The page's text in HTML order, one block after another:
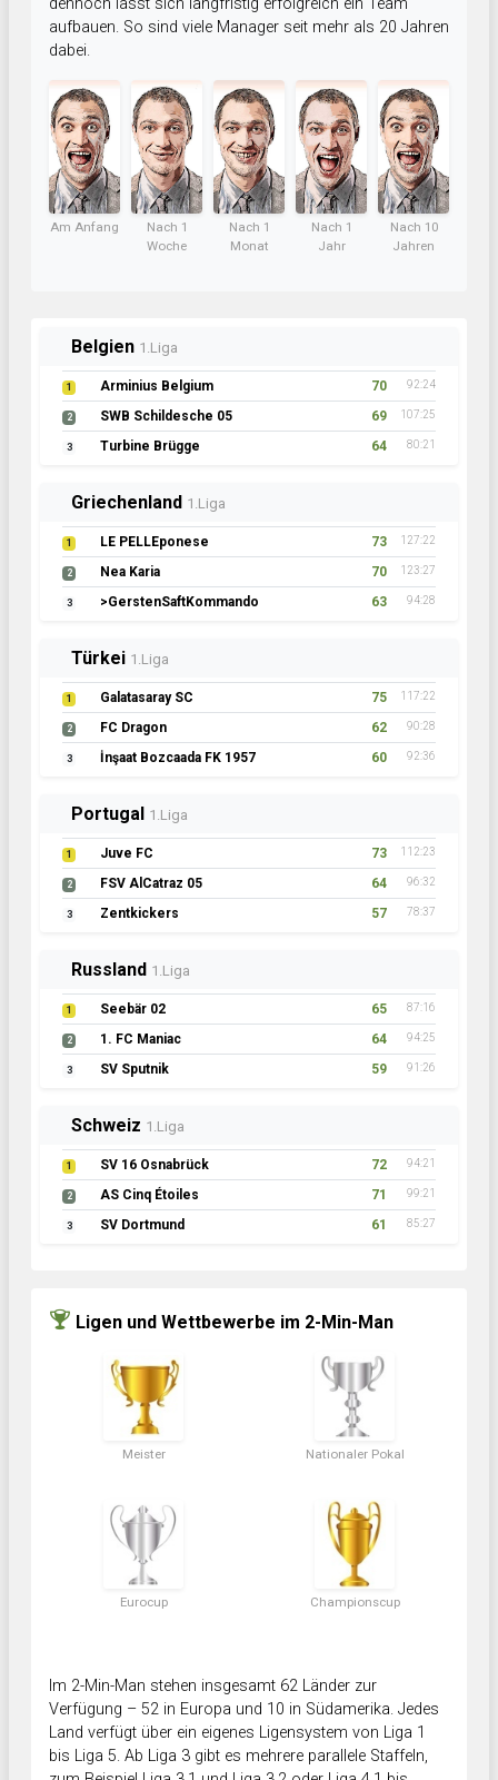
dennoch lässt sich langfristig erfolgreich ein Team
aufbauen. So sind viele Manager seit mehr als 20 Jahren
dabei.
Am Anfang
Nach 1
Woche
Nach 1
Monat
Nach 1
Jahr
Nach 10
Jahren
Belgien 1.Liga
1 Arminius Belgium 70 92:24
2 SWB Schildesche 05 69 107:25
3 Turbine Brügge 64 80:21
Griechenland 1.Liga
1 LE PELLEponese 73 127:22
2 Nea Karia 70 123:27
3 >GerstenSaftKommando 63 94:28
Türkei 1.Liga
1 Galatasaray SC 75 117:22
2 FC Dragon 62 90:28
3 İnşaat Bozcaada FK 1957 60 92:36
Portugal 1.Liga
1 Juve FC 73 112:23
2 FSV AlCatraz 05 64 96:32
3 Zentkickers 57 78:37
Russland 1.Liga
1 Seebär 02 65 87:16
2 1. FC Maniac 64 94:25
3 SV Sputnik 59 91:26
Schweiz 1.Liga
1 SV 16 Osnabrück 72 94:21
2 AS Cinq Étoiles 71 99:21
3 SV Dortmund 61 85:27
Ligen und Wettbewerbe im 2-Min-Man
Meister Nationaler Pokal
Eurocup Championscup
Im 2-Min-Man stehen insgesamt 62 Länder zur
Verfügung – 52 in Europa und 10 in Südamerika. Jedes
Land verfügt über ein eigenes Ligensystem von Liga 1
bis Liga 5. Ab Liga 3 gibt es mehrere parallele Staffeln,